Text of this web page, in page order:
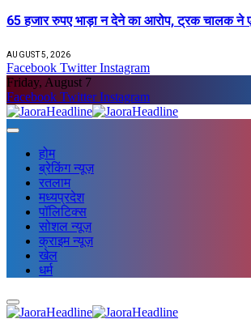
65 हजार रुपए भाड़ा न देने का आरोप, ट्रक चालक ने
AUGUST 5, 2026
Facebook Twitter Instagram
Friday, August 7
Facebook Twitter Instagram
होम
ब्रेकिंग न्यूज़
रतलाम
मध्यप्रदेश
पॉलिटिक्स
सोशल न्यूज़
क्राइम न्यूज़
खेल
धर्म